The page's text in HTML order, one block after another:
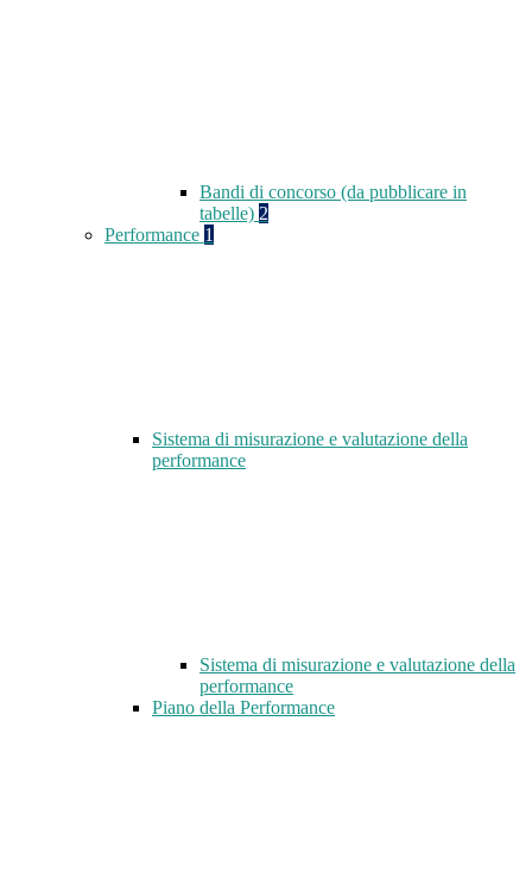
Bandi di concorso (da pubblicare in
tabelle) 2
Performance 1
Sistema di misurazione e valutazione della
performance
Sistema di misurazione e valutazione della
performance
Piano della Performance